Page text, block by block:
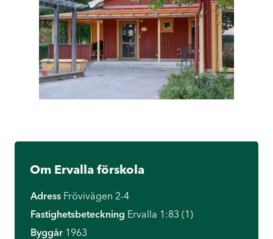
Om Ervalla förskola
Adress Frövivägen 2-4
Fastighetsbeteckning Ervalla 1:83 (1)
Byggår 1963